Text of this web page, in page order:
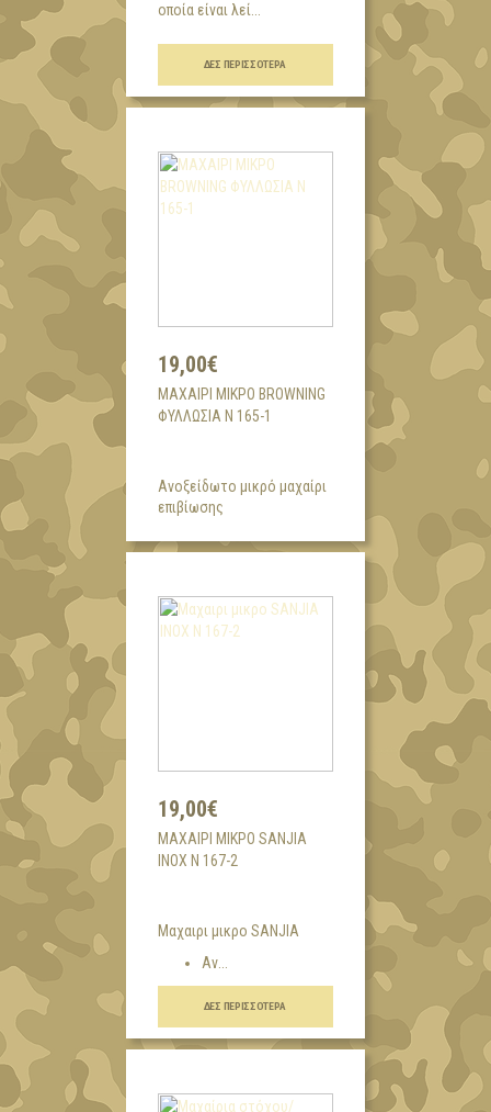
οποία είναι λεί...
ΔΕΣ ΠΕΡΙΣΣΌΤΕΡΑ
19,00€
ΜΑΧΑΙΡΙ ΜΙΚΡΟ BROWNING
ΦΥΛΛΩΣΙΑ Ν 165-1
Ανοξείδωτο μικρό μαχαίρι
επιβίωσης
19,00€
ΜΑΧΑΙΡΙ ΜΙΚΡΟ SANJIA
INOX N 167-2
Μαχαιρι μικρο SANJIA
Aν...
ΔΕΣ ΠΕΡΙΣΣΌΤΕΡΑ